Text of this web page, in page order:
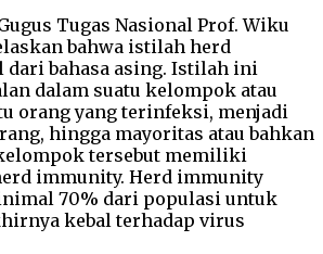
Tugas Nasional Prof. Wiku
bahwa istilah herd
bahasa asing. Istilah ini
dalam suatu kelompok atau
orang yang terinfeksi, menjadi
hingga mayoritas atau bahkan
tersebut memiliki
immunity. Herd immunity
70% dari populasi untuk
kebal terhadap virus